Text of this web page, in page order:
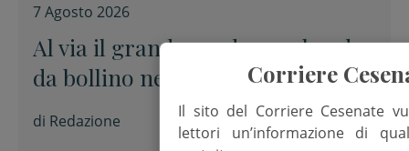
7 Agosto 2026
Al via il grande esodo, weekend
da bollino nero sulle strade
di Redazione
Corriere
Il sito del Corriere Cesenate
lettori un’informazione di